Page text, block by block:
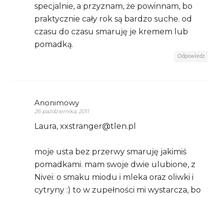
specjalnie, a przyznam, że powinnam, bo
praktycznie cały rok są bardzo suche. od
czasu do czasu smaruję je kremem lub
pomadką.
Odpowiedz
Anonimowy
26 października, 2011
Laura, xxstranger@tlen.pl
moje usta bez przerwy smaruję jakimiś
pomadkami. mam swoje dwie ulubione, z
Nivei: o smaku miodu i mleka oraz oliwki i
cytryny :) to w zupełności mi wystarcza, bo